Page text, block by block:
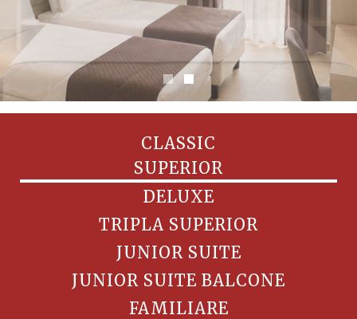
CLASSIC
SUPERIOR
DELUXE
TRIPLA SUPERIOR
JUNIOR SUITE
JUNIOR SUITE BALCONE
FAMILIARE